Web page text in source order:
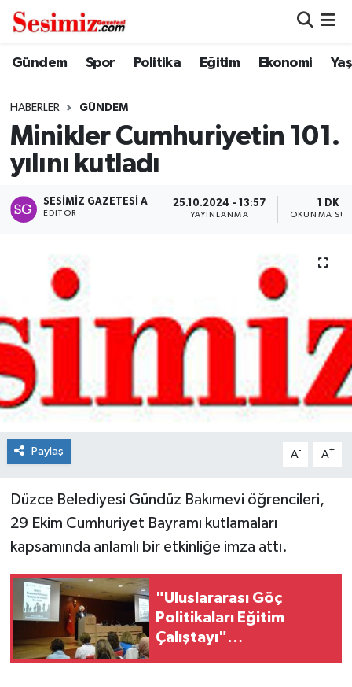
Gündem Spor Politika Eğitim Ekonomi
HABERLER GÜNDEM
Minikler Cumhuriyetin 101.
yılını kutladı
SESIMIZ GAZETESI A
EDITÖR
25.10.2024 - 13:57
YAYINLANMA
1 DK
OKUNMA
Paylaş A- A+
Düzce Belediyesi Gündüz Bakımevi öğrencileri,
29 Ekim Cumhuriyet Bayramı kutlamaları
kapsamında anlamlı bir etkinliğe imza attı.
"Uluslararası Göç
Politikaları Eğitim
Çalıştayı"
Dünya
Ekonomi
Gündem
Magazin
Politika
Spor
Tokat Haberleri
Yaşam
Nöbetçi Eczaneler
Hava Durumu
Namaz Vakitleri
Süper Lig Puan Durumu ve Fikstür
Tüm Manşetler
Son Dakika Haberleri